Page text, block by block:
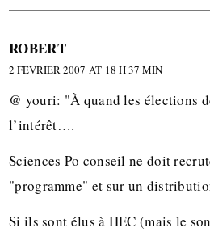
ROBERT
2 FÉVRIER 2007 AT 18 H 37 MIN
@ youri: "À quand les élections
l’intérêt….
Sciences Po conseil ne doit
"programme" et sur un
Si ils sont élus à HEC (mais le